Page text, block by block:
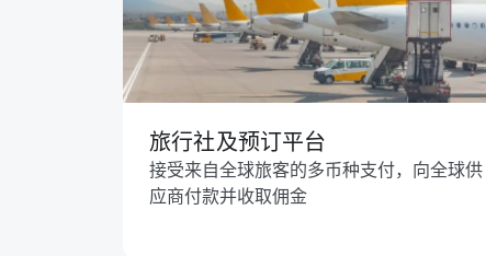
旅行社及预订平台
接受来自全球旅客的多币种支付，向全球供
应商付款并收取佣金